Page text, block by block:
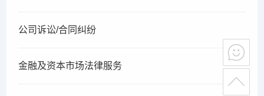
公司诉讼/合同纠纷
金融及资本市场法律服务